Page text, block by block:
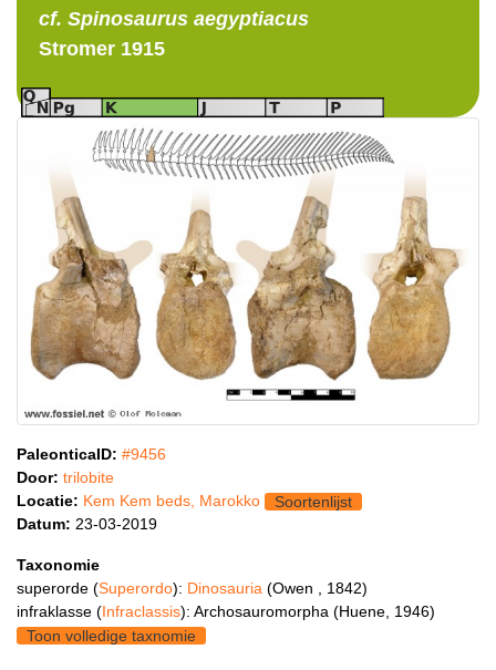
cf. Spinosaurus aegyptiacus
Stromer 1915
PaleonticaID: #9456
Door: trilobite
Locatie: Kem Kem beds, Marokko
Soortenlijst
Datum: 23-03-2019
Taxonomie
superorde (Superordo): Dinosauria (Owen , 1842)
infraklasse (Infraclassis): Archosauromorpha (Huene, 1946)
Toon volledige taxnomie